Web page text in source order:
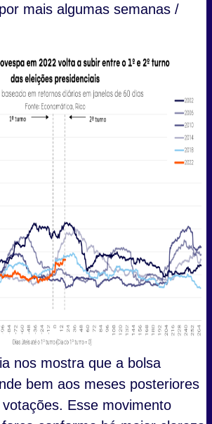
mais algumas semanas /
nos mostra que a bolsa
bem aos meses posteriores
Esse movimento